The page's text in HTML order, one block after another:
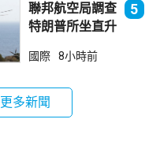
聯邦航空局調查
特朗普所坐直升
全事件
5
國際 8小時前
更多新聞